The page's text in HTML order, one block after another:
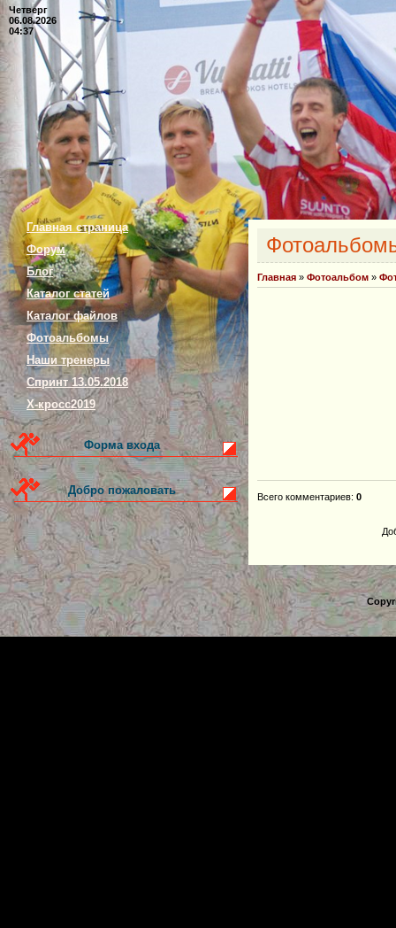
Четверг
06.08.2026
04:37
Главная страница
Форум
Блог
Каталог статей
Каталог файлов
Фотоальбомы
Наши тренеры
Спринт 13.05.2018
Х-кросс2019
Форма входа
Добро пожаловать
Главная » Фотоальбом »
Всего комментариев: 0